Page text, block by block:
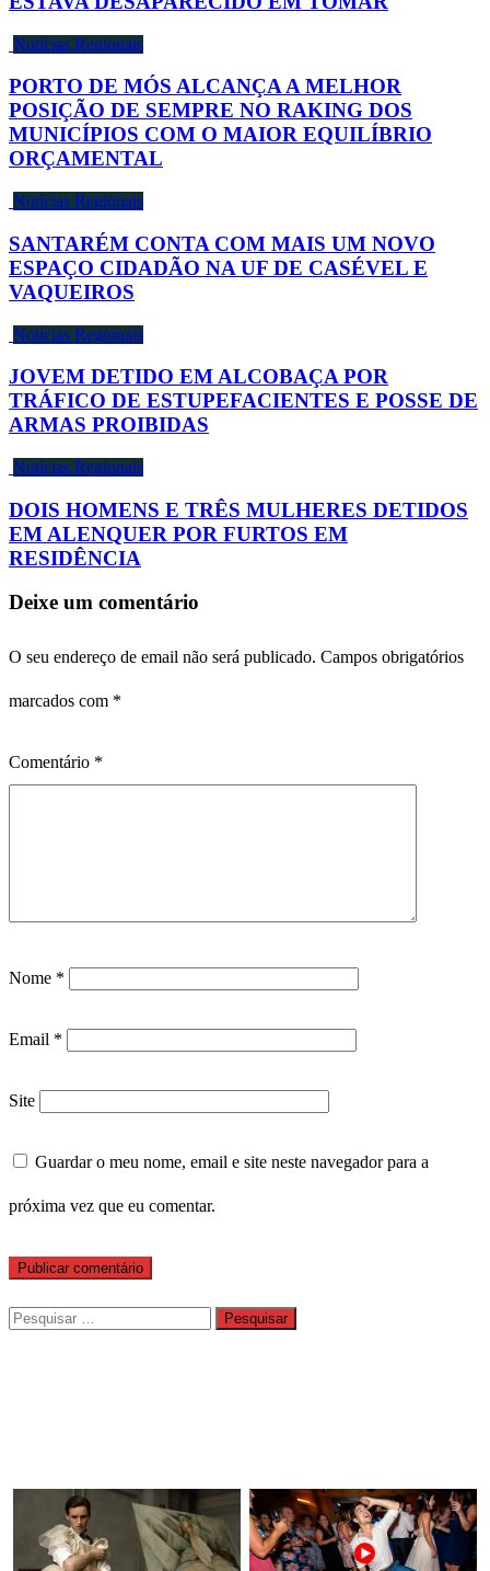
Notícias Regionais
PORTO DE MÓS ALCANÇA A MELHOR
POSIÇÃO DE SEMPRE NO RAKING DOS
MUNICÍPIOS COM O MAIOR EQUILÍBRIO
ORÇAMENTAL
Notícias Regionais
SANTARÉM CONTA COM MAIS UM NOVO
ESPAÇO CIDADÃO NA UF DE CASÉVEL E
VAQUEIROS
Notícias Regionais
JOVEM DETIDO EM ALCOBAÇA POR
TRÁFICO DE ESTUPEFACIENTES E POSSE DE
ARMAS PROIBIDAS
Notícias Regionais
DOIS HOMENS E TRÊS MULHERES DETIDOS
EM ALENQUER POR FURTOS EM
RESIDÊNCIA
Deixe um comentário
O seu endereço de email não será publicado. Campos obrigatórios
marcados com *
Comentário *
Nome *
Email *
Site
Guardar o meu nome, email e site neste navegador para a
próxima vez que eu comentar.
Pesquisar
por: